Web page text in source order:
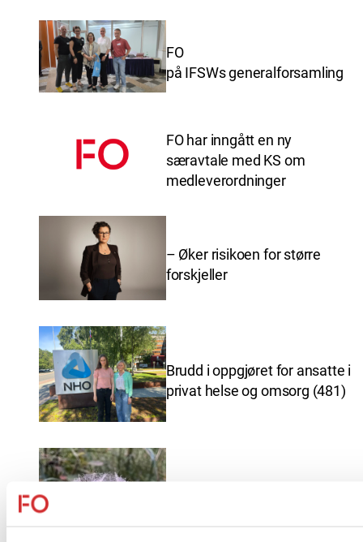
FO
på IFSWs generalforsamling
FO har inngått en ny
særavtale med KS om
medleverordninger
– Øker risikoen for større
forskjeller
Brudd i oppgjøret for ansatte i
privat helse og omsorg (481)